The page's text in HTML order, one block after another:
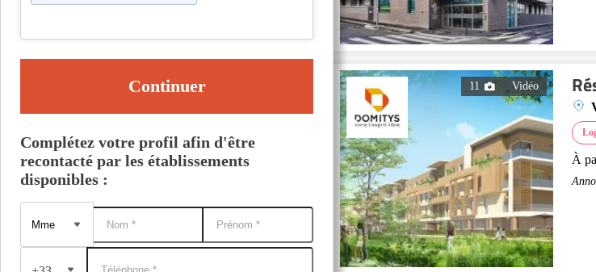
11 Vidéo
À
Continuer
Complétez votre profil afin d'être
recontacté par les établissements
disponibles :